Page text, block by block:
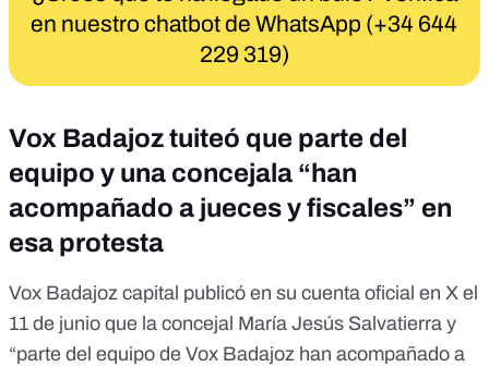
en nuestro chatbot de WhatsApp (+34 644
229 319)
Vox Badajoz tuiteó que parte del
equipo y una concejala “han
acompañado a jueces y fiscales” en
esa protesta
Vox Badajoz capital publicó en su cuenta oficial en X el
11 de junio que la concejal María Jesús Salvatierra y
“parte del equipo de Vox Badajoz han acompañado a